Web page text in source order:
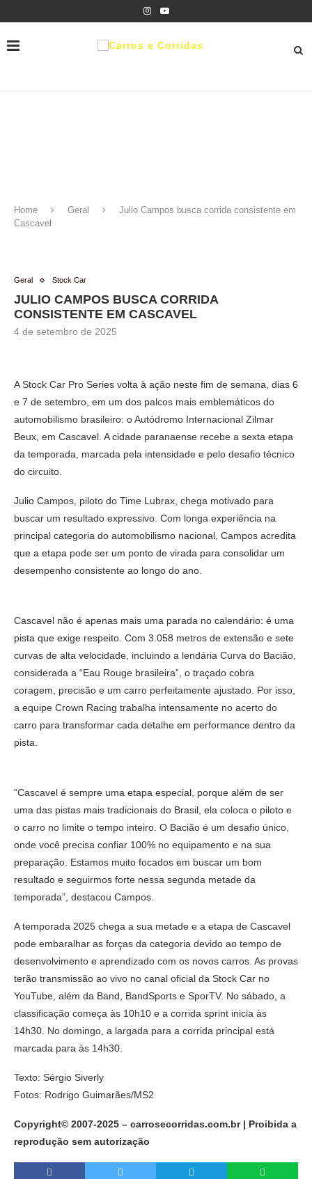
Home Geral
Julio Campos busca corrida consistente em
Cascavel
Geral Stock Car
JULIO CAMPOS BUSCA CORRIDA
CONSISTENTE EM CASCAVEL
4 de setembro de 2025
A Stock Car Pro Series volta à ação neste fim de semana, dias 6
e 7 de setembro, em um dos palcos mais emblemáticos do
automobilismo brasileiro: o Autódromo Internacional Zilmar
Beux, em Cascavel. A cidade paranaense recebe a sexta etapa
da temporada, marcada pela intensidade e pelo desafio técnico
do circuito.
Julio Campos, piloto do Time Lubrax, chega motivado para
buscar um resultado expressivo. Com longa experiência na
principal categoria do automobilismo nacional, Campos acredita
que a etapa pode ser um ponto de virada para consolidar um
desempenho consistente ao longo do ano.
Cascavel não é apenas mais uma parada no calendário: é uma
pista que exige respeito. Com 3.058 metros de extensão e sete
curvas de alta velocidade, incluindo a lendária Curva do Bacião,
considerada a “Eau Rouge brasileira”, o traçado cobra
coragem, precisão e um carro perfeitamente ajustado. Por isso,
a equipe Crown Racing trabalha intensamente no acerto do
carro para transformar cada detalhe em performance dentro da
pista.
“Cascavel é sempre uma etapa especial, porque além de ser
uma das pistas mais tradicionais do Brasil, ela coloca o piloto e
o carro no limite o tempo inteiro. O Bacião é um desafio único,
onde você precisa confiar 100% no equipamento e na sua
preparação. Estamos muito focados em buscar um bom
resultado e seguirmos forte nessa segunda metade da
temporada”, destacou Campos.
A temporada 2025 chega a sua metade e a etapa de Cascavel
pode embaralhar as forças da categoria devido ao tempo de
desenvolvimento e aprendizado com os novos carros. As provas
terão transmissão ao vivo no canal oficial da Stock Car no
YouTube, além da Band, BandSports e SporTV. No sábado, a
classificação começa às 10h10 e a corrida sprint inicia às
14h30. No domingo, a largada para a corrida principal está
marcada para às 14h30.
Texto: Sérgio Siverly
Fotos: Rodrigo Guimarães/MS2
Copyright© 2007-2025 – carrosecorridas.com.br | Proibida a
reprodução sem autorização